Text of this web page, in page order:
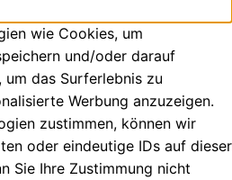
wie Cookies, um
und/oder darauf
das Surferlebnis zu
Werbung anzuzeigen.
zustimmen, können wir
oder eindeutige IDs auf dieser
Sie Ihre Zustimmung nicht